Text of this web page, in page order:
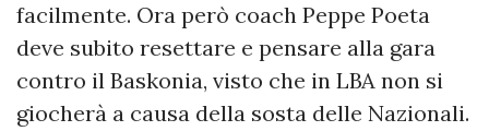
facilmente. Ora però coach Peppe Poeta
deve subito resettare e pensare alla gara
contro il Baskonia, visto che in LBA non si
giocherà a causa della sosta delle Nazionali.